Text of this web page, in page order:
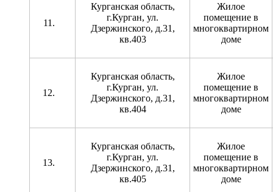
Курганская область,
г.Курган, ул.
Дзержинского, д.31,
кв.403
Жилое
помещение в
многоквартирном
доме
Курганская область,
г.Курган, ул.
Дзержинского, д.31,
кв.404
Жилое
помещение в
многоквартирном
доме
Курганская область,
г.Курган, ул.
Дзержинского, д.31,
кв.405
Жилое
помещение в
многоквартирном
доме